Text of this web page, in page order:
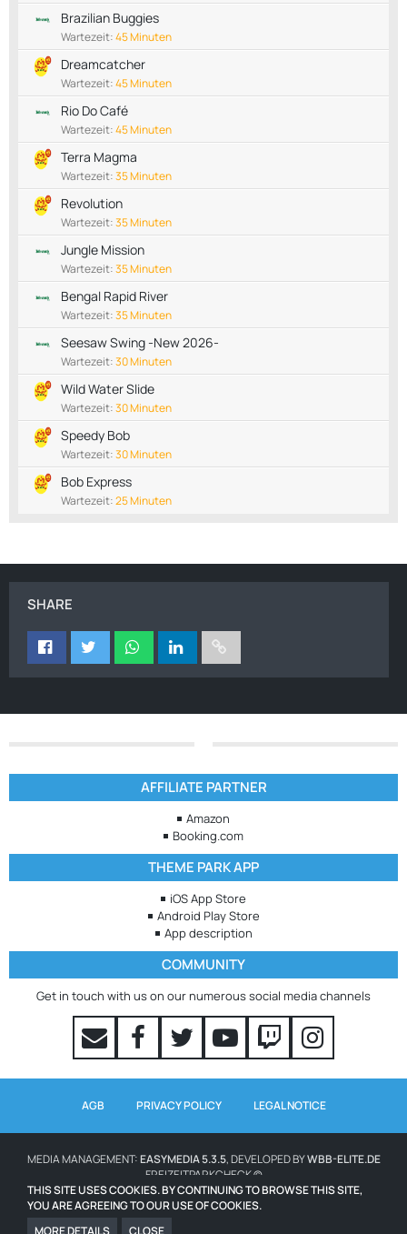
Brazilian Buggies
Wartezeit:45 Minuten
Dreamcatcher
Wartezeit:45 Minuten
Rio Do Café
Wartezeit:45 Minuten
Terra Magma
Wartezeit:35 Minuten
Revolution
Wartezeit:35 Minuten
Jungle Mission
Wartezeit:35 Minuten
Bengal Rapid River
Wartezeit:35 Minuten
Seesaw Swing -New 2026-
Wartezeit:30 Minuten
Wild Water Slide
Wartezeit:30 Minuten
Speedy Bob
Wartezeit:30 Minuten
Bob Express
Wartezeit:25 Minuten
SHARE
AFFILIATE PARTNER
Amazon
Booking.com
THEME PARK APP
iOS App Store
Android Play Store
App description
COMMUNITY
Get in touch with us on our numerous social media channels
AGB PRIVACY POLICY LEGAL NOTICE
MEDIA MANAGEMENT:EASYMEDIA 5.3.5, DEVELOPED BYWBB-ELITE.DE
FREIZEITPARKCHECK ©
WAITING TIMES POWERED BY QUEUE-TIMES.COM
ICONS FROM WWW.ICONS8.COM
THIS SITE USES COOKIES. BY CONTINUING TO BROWSE THIS SITE,
YOU ARE AGREEING TO OUR USE OF COOKIES.
MORE DETAILS
CLOSE